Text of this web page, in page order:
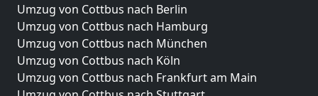
Umzug von Cottbus nach Berlin
Umzug von Cottbus nach Hamburg
Umzug von Cottbus nach München
Umzug von Cottbus nach Köln
Umzug von Cottbus nach Frankfurt am Main